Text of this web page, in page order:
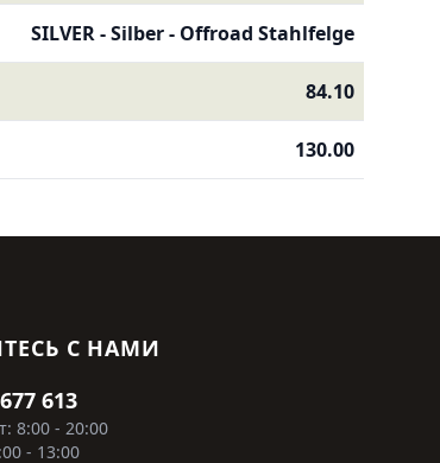
SILVER - Silber - Offroad Stahlfelge
84.10
130.00
С НАМИ
613
8:00 - 20:00
- 13:00